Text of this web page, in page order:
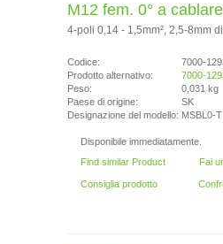
M12 fem. 0° a
4-poli 0,14 - 1,5mm², 2,5-8mm
Codice:
7000-
Prodotto alternativo:
7000-
Peso:
0,031 kg
Paese di origine:
SK
Designazione del modello: MSBL0-T
Disponibile immediatamente.
Find similar Product
Fai
Consiglia prodotto